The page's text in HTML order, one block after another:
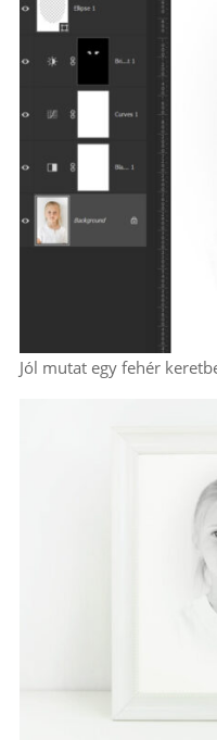
Jól mutat egy fehér